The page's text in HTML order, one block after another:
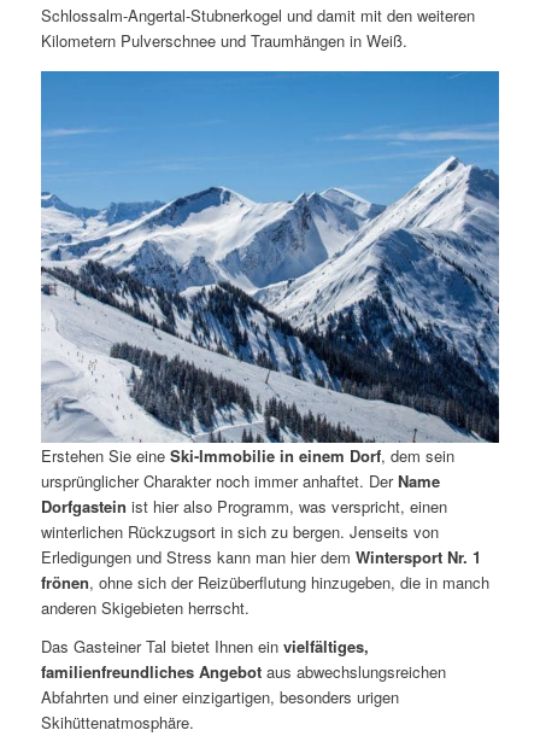
Schlossalm-Angertal-Stubnerkogel und damit mit den weiteren
Kilometern Pulverschnee und Traumhängen in Weiß.
Erstehen Sie eine Ski-Immobilie in einem Dorf, dem sein
ursprünglicher Charakter noch immer anhaftet. DerName
Dorfgastein ist hier also Programm, was verspricht, einen
winterlichen Rückzugsort in sich zu bergen. Jenseits von
Erledigungen und Stress kann man hier dem Wintersport Nr. 1
frönen, ohne sich der Reizüberflutung hinzugeben, die in manch
anderen Skigebieten herrscht.
Das Gasteiner Tal bietet Ihnen ein vielfältiges,
familienfreundliches Angebotaus abwechslungsreichen
Abfahrten und einer einzigartigen, besonders urigen
Skihüttenatmosphäre.